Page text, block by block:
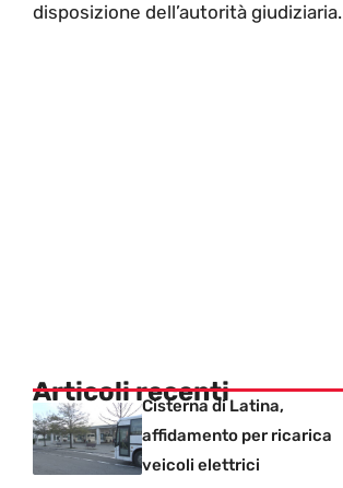
disposizione dell’autorità giudiziaria.
Articoli recenti
Cisterna di Latina,
affidamento per ricarica
veicoli elettrici